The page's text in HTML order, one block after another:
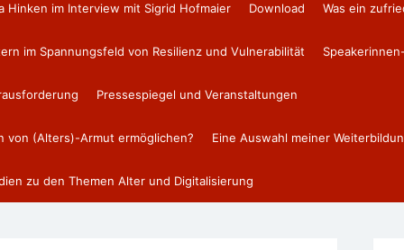
Hinken im Interview mit Sigrid Hofmaier Download Was ein
im Spannungsfeld von Resilienz und Vulnerabilität
Pressespiegel und Veranstaltungen
von (Alters)-Armut ermöglichen? Eine Auswahl meiner
zu den Themen Alter und Digitalisierung